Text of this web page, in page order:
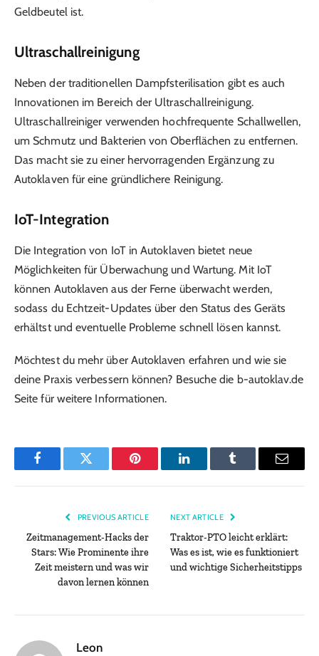
Geldbeutel ist.
Ultraschallreinigung
Neben der traditionellen Dampfsterilisation gibt es auch
Innovationen im Bereich der Ultraschallreinigung.
Ultraschallreiniger verwenden hochfrequente Schallwellen,
um Schmutz und Bakterien von Oberflächen zu entfernen.
Das macht sie zu einer hervorragenden Ergänzung zu
Autoklaven für eine gründlichere Reinigung.
IoT-Integration
Die Integration von IoT in Autoklaven bietet neue
Möglichkeiten für Überwachung und Wartung. Mit IoT
können Autoklaven aus der Ferne überwacht werden,
sodass du Echtzeit-Updates über den Status des Geräts
erhältst und eventuelle Probleme schnell lösen kannst.
Möchtest du mehr über Autoklaven erfahren und wie sie
deine Praxis verbessern können? Besuche die b-autoklav.de
Seite für weitere Informationen.
FacebookTwitter Pinterest LinkedInTumblr Email
PREVIOUS ARTICLE
Zeitmanagement-Hacks der
Stars: Wie Prominente ihre
Zeit meistern und was wir
davon lernen können
NEXT ARTICLE
Traktor-PTO leicht erklärt:
Was es ist, wie es funktioniert
und wichtige Sicherheitstipps
Leon